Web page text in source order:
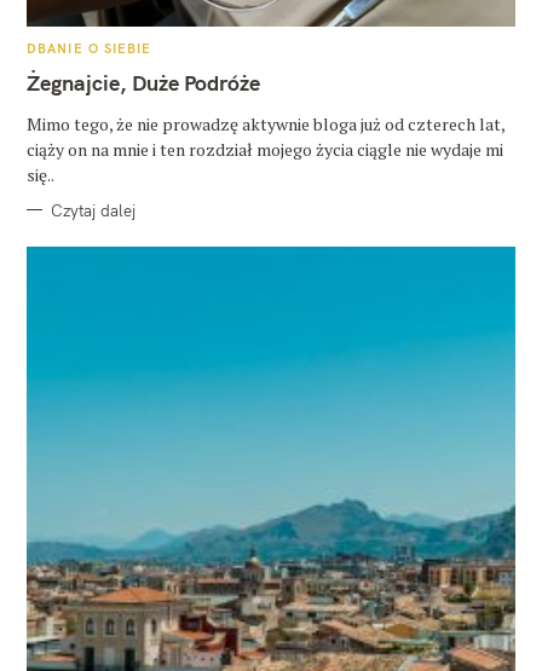
K
T
E
O
R
I
DBANIE O SIEBIE
Żegnajcie, Duże Podróże
Mimo tego, że nie prowadzę aktywnie bloga już od czterech lat,
ciąży on na mnie i ten rozdział mojego życia ciągle nie wydaje mi
się..
Czytaj dalej